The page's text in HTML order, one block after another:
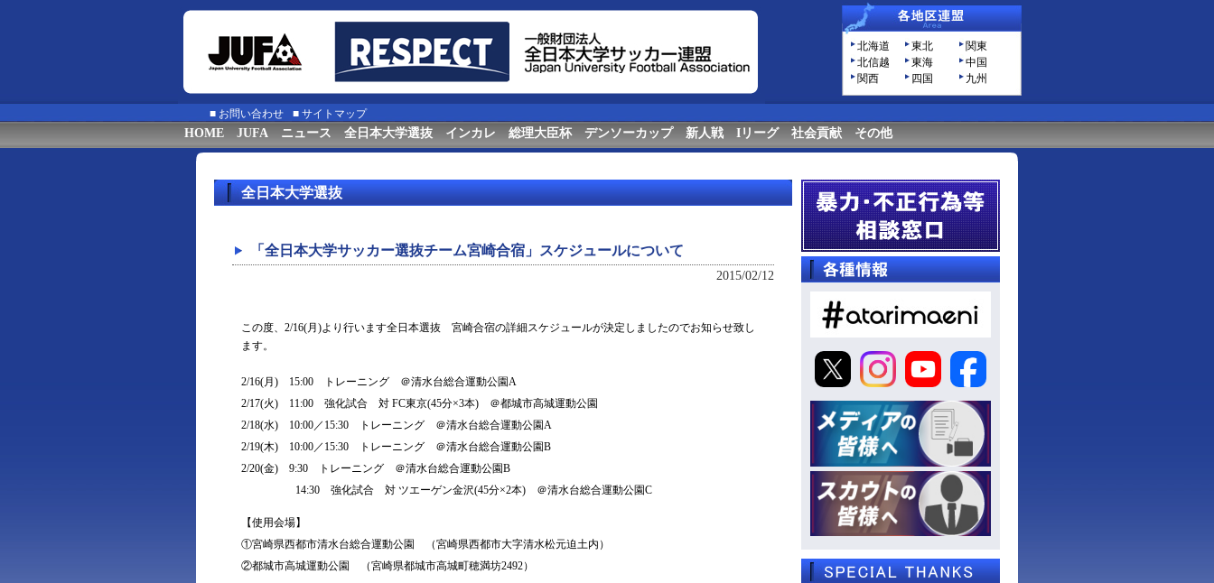
北海道 東北
関東
北信越
東海
中国
関西
四国 九州
■ お問い合わせ ■ サイトマップ
HOME JUFA ニュース 全日本大学選抜 インカレ 総理大臣杯 デンソーカップ 新人戦 Iリーグ 社会貢献 その他
全日本大学選抜
「全日本大学サッカー選抜チーム宮崎合宿」スケジュールについて
2015/02/12
この度、2/16(月)より行います全日本選抜 宮崎合宿の詳細スケジュールが決定しましたのでお知らせ致し
ます。
2/16(月) 15:00 トレーニング ＠清水台総合運動公園A
2/17(火) 11:00 強化試合 対 FC東京(45分×3本) ＠都城市高城運動公園
2/18(水) 10:00／15:30 トレーニング ＠清水台総合運動公園A
2/19(木) 10:00／15:30 トレーニング ＠清水台総合運動公園B
2/20(金) 9:30 トレーニング ＠清水台総合運動公園B
14:30 強化試合 対 ツエーゲン金沢(45分×2本) ＠清水台総合運動公園C
【使用会場】
①宮崎県西都市清水台総合運動公園 （宮崎県西都市大字清水松元迫土内）
②都城市高城運動公園 （宮崎県都城市高城町穂満坊2492）